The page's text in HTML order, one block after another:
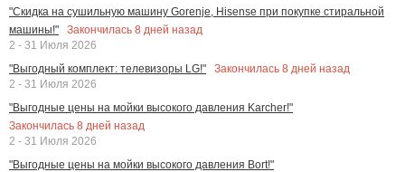
"Скидка на сушильную машину Gorenje, Hisense при покупке стиральной
машины!"
Закончилась 8 дней назад
2 - 31 Июля 2026
"Выгодный комплект: телевизоры LG!"
Закончилась 8 дней назад
2 - 31 Июля 2026
"Выгодные цены на мойки высокого давления Karcher!"
Закончилась 8 дней назад
2 - 31 Июля 2026
"Выгодные цены на мойки высокого давления Bort!"